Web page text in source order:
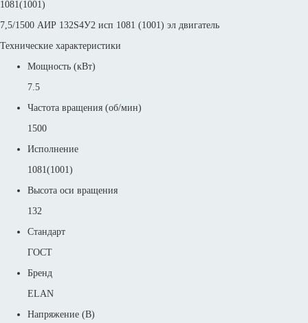
1081(1001)
7,5/1500 АИР 132S4У2 исп 1081 (1001) эл двигатель
Технические характеристики
Мощность (кВт)
7.5
Частота вращения (об/мин)
1500
Исполнение
1081(1001)
Высота оси вращения
132
Стандарт
ГОСТ
Бренд
ELAN
Напряжение (В)